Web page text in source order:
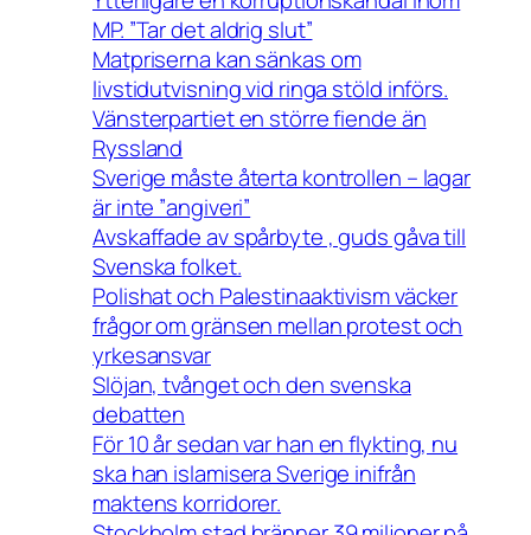
MP. ”Tar det aldrig slut”
Matpriserna kan sänkas om
livstidutvisning vid ringa stöld införs.
Vänsterpartiet en större fiende än
Ryssland
Sverige måste återta kontrollen – lagar
är inte ”angiveri”
Avskaffade av spårbyte , guds gåva till
Svenska folket.
Polishat och Palestinaaktivism väcker
frågor om gränsen mellan protest och
yrkesansvar
Slöjan, tvånget och den svenska
debatten
För 10 år sedan var han en flykting, nu
ska han islamisera Sverige inifrån
maktens korridorer.